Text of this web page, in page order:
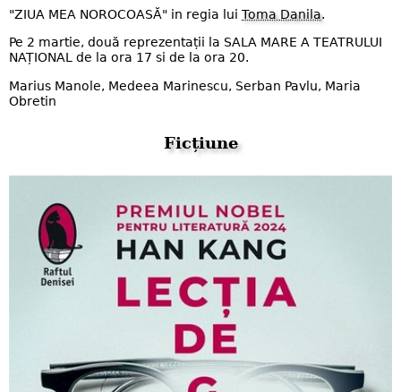
"ZIUA MEA NOROCOASĂ" in regia lui Toma Danila.
Pe 2 martie, două reprezentații la SALA MARE A TEATRULUI
NAȚIONAL de la ora 17 si de la ora 20.
Marius Manole, Medeea Marinescu, Serban Pavlu, Maria
Obretin
Ficțiune